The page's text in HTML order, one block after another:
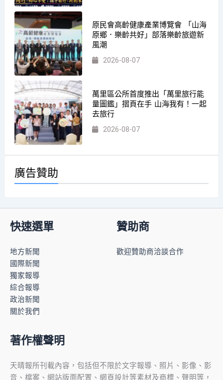
原民會高齡健康產業博覽會 「山海
原鄉．樂齡共好」部落樂齡旅遊新
風潮
2026-08-07
萬里區公所首度推出「萬里旅行能
量圖鑑」摺頁在手 山海我有！一起
去旅行
2026-08-07
廣告贊助
快速選單
地方新聞
國際新聞
獨家報導
綜合報導
政治新聞
關於我們
贊助商
歡迎贊助商洽談合作
著作權聲明
天晴報所刊載內容，包括但不限於文字報導、照片、影像、影
音、檔案、網站版面配置、網頁設計等素材及商標、聲明等，